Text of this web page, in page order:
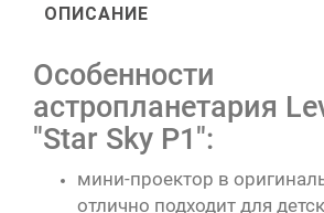
ОПИСАНИЕ
Особенности
астропланетария
"Star Sky P1":
мини-проектор в
отлично подходит для